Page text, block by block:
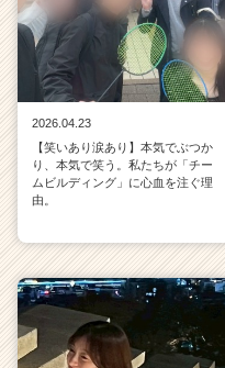
2026.04.23
【笑いあり涙あり】本気でぶつか
り、本気で笑う。私たちが「チー
ムビルディング」に心血を注ぐ理
由。